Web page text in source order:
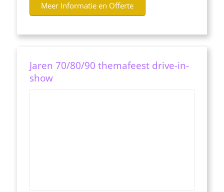
Meer Informatie en Offerte
Jaren 70/80/90 themafeest drive-in-
show